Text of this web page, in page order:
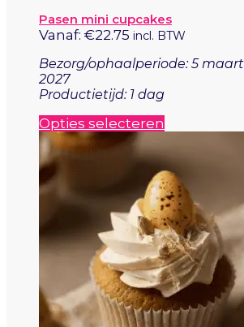
optie
kan
gekozen
worden
op
Pasen mini cupcakes
Vanaf: €22.75 incl. BTW
Bezorg/ophaalperiode: 5
2027
Productietijd: 1 dag
Opties selecteren
heeft
meerdere
variaties.
Deze
optie
kan
gekozen
worden
op
de